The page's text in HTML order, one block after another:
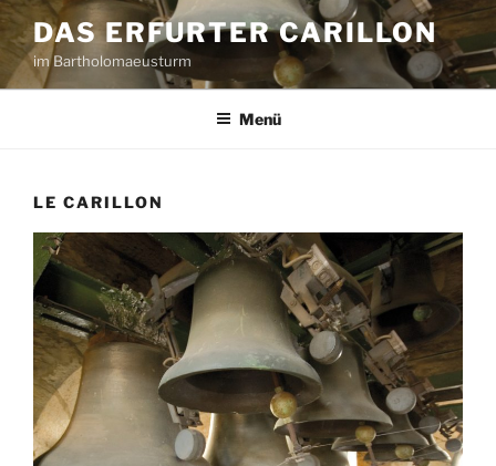
Zum
Inhalt
springen
DAS ERFURTER CARILLON
im Bartholomaeusturm
Menü
LE CARILLON